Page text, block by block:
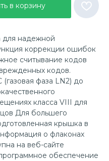
в корзину
для надежной
коррекции ошибок
считывание кодов
кодов.
(газовая фаза LN2) до
класса VIII для
Для большего
крышка в
о флаконах
на веб-сайте
обеспечение